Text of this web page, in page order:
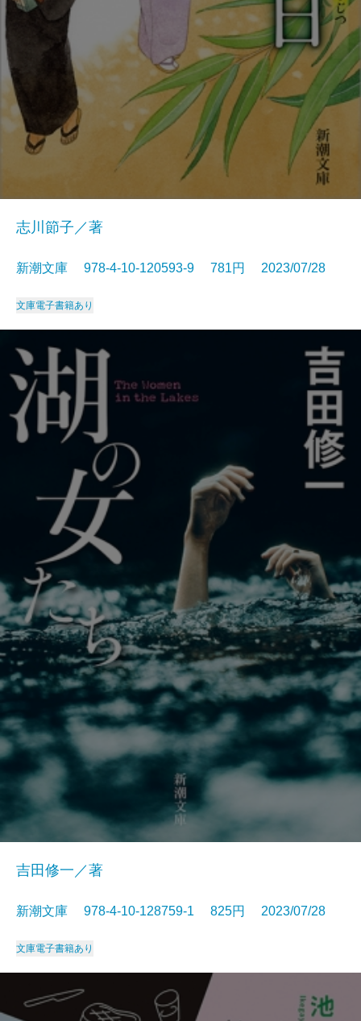
志川節子／著
新潮文庫 978-4-10-120593-9 781円 2023/07/28
文庫電子書籍あり
吉田修一／著
新潮文庫 978-4-10-128759-1 825円 2023/07/28
文庫電子書籍あり